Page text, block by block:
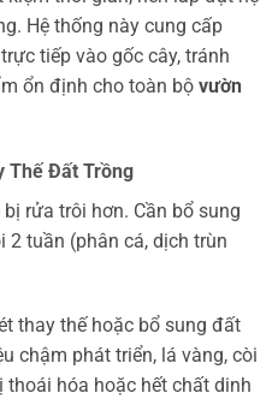
Hệ thống này cung cấp
tiếp vào gốc cây, tránh
ổn định cho toàn bộ vườn
Thế Đất Trồng
rửa trôi hơn. Cần bổ sung
tuần (phân cá, dịch trùn
thay thế hoặc bổ sung đất
chậm phát triển, lá vàng, còi
hóa hoặc hết chất dinh